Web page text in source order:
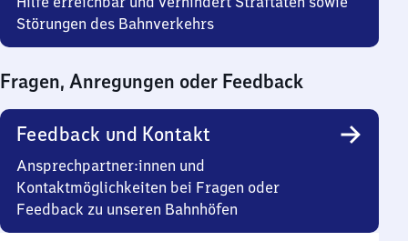
Störungen des Bahnverkehrs
Fragen, Anregungen oder Feedback
Feedback und Kontakt
Ansprechpartner:innen und
Kontaktmöglichkeiten bei Fragen oder
Feedback zu unseren Bahnhöfen